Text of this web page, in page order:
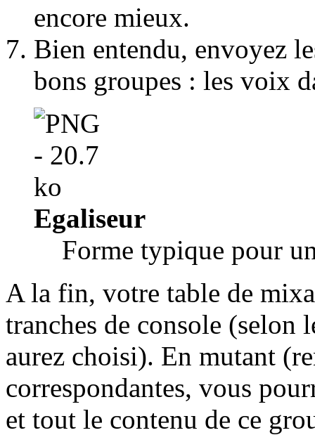
encore mieux.
Bien entendu, envoyez
bons groupes : les voix
Egaliseur
Forme typique pour
A la fin, votre table de
tranches de console (selon
aurez choisi). En mutant
correspondantes, vous
et tout le contenu de ce